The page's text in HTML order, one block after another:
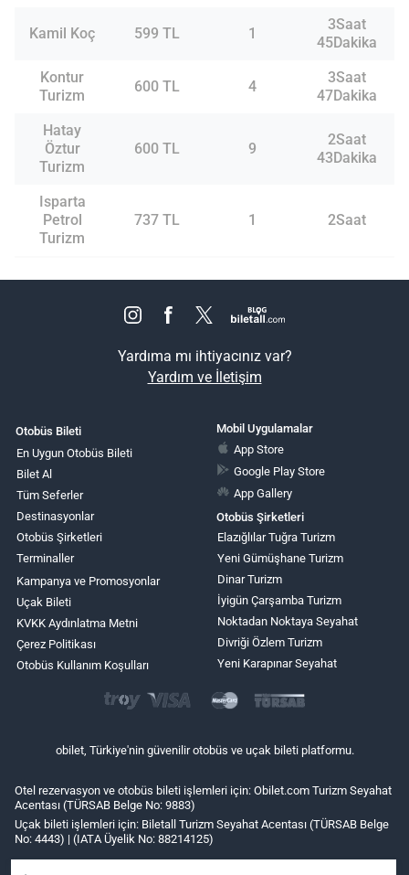
Kamil Koç 599 TL 1
3Saat
45Dakika
Kontur
Turizm
600 TL 4
3Saat
47Dakika
Hatay
Öztur
Turizm
600 TL 9
2Saat
43Dakika
Isparta
Petrol
Turizm
737 TL 1 2Saat
Yardıma mı ihtiyacınız var?
Yardım ve İletişim
Otobüs Bileti
En Uygun Otobüs Bileti
Bilet Al
Tüm Seferler
Destinasyonlar
Otobüs Şirketleri
Terminaller
Kampanya ve Promosyonlar
Uçak Bileti
KVKK Aydınlatma Metni
Çerez Politikası
Otobüs Kullanım Koşulları
Mobil Uygulamalar
App Store
Google Play Store
App Gallery
Otobüs Şirketleri
Elazığlılar Tuğra Turizm
Yeni Gümüşhane Turizm
Dinar Turizm
İyigün Çarşamba Turizm
Noktadan Noktaya Seyahat
Divriği Özlem Turizm
Yeni Karapınar Seyahat
obilet, Türkiye'nin güvenilir otobüs ve uçak bileti platformu.
Otel rezervasyon ve otobüs bileti işlemleri için: Obilet.com Turizm Seyahat
Acentası (TÜRSAB Belge No: 9883)
Uçak bileti işlemleri için: Biletall Turizm Seyahat Acentası (TÜRSAB Belge
No: 4443) | (IATA Üyelik No: 88214125)